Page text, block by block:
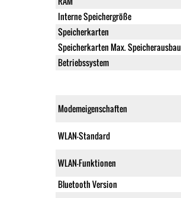
Interne Speichergröße
Speicherkarten
Speicherkarten Max. Speicherausbau
Betriebssystem
Modemeigenschaften
WLAN-Standard
WLAN-Funktionen
Bluetooth Version